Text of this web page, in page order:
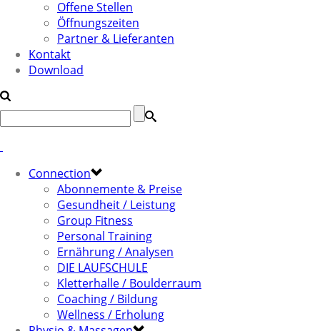
Offene Stellen
Öffnungszeiten
Partner & Lieferanten
Kontakt
Download
Connection
Abonnemente & Preise
Gesundheit / Leistung
Group Fitness
Personal Training
Ernährung / Analysen
DIE LAUFSCHULE
Kletterhalle / Boulderraum
Coaching / Bildung
Wellness / Erholung